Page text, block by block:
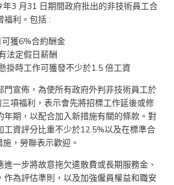
3 月31 日期間政府批出的非技術員工合
福利。包括 :
獲6%合約酬金
法定假日薪酬
掛時工作可獲發不少於1.5 倍工資
門宣佈，為使所有政府外判非技術員工於
項福利，表示會先將招標工作延後或修
年期，以配合加入新措施有關的條款。對
工資評分比重不少於12.5%以及在標準合
，勞聯表示歡迎。
一步將故意拖欠遣散費或長期服務金、
作為評估準則，以及加強僱員權益和職安